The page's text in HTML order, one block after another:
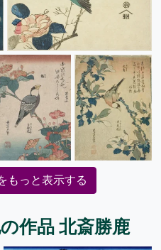
もっと表示する
作品 北斎勝鹿